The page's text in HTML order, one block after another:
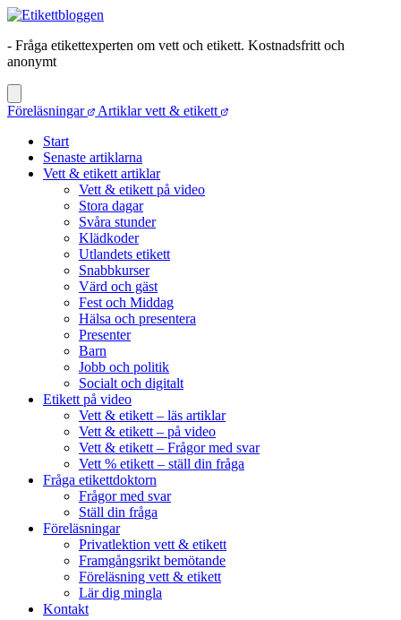
- Fråga etikettexperten om vett och etikett. Kostnadsfritt och
anonymt
Föreläsningar
Artiklar vett & etikett
Start
Senaste artiklarna
Vett & etikett artiklar
Vett & etikett på video
Stora dagar
Svåra stunder
Klädkoder
Utlandets etikett
Snabbkurser
Värd och gäst
Fest och Middag
Hälsa och presentera
Presenter
Barn
Jobb och politik
Socialt och digitalt
Etikett på video
Vett & etikett – läs artiklar
Vett & etikett – på video
Vett & etikett – Frågor med svar
Vett % etikett – ställ din fråga
Fråga etikettdoktorn
Frågor med svar
Ställ din fråga
Föreläsningar
Privatlektion vett & etikett
Framgångsrikt bemötande
Föreläsning vett & etikett
Lär dig mingla
Kontakt